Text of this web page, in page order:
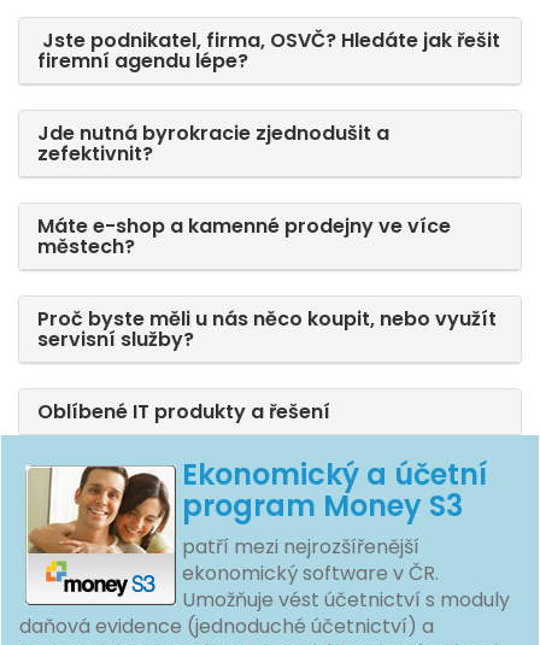
Jste podnikatel, firma, OSVČ? Hledáte jak řešit
firemní agendu lépe?
Jde nutná byrokracie zjednodušit a
zefektivnit?
Máte e-shop a kamenné prodejny ve více
městech?
Proč byste měli u nás něco koupit, nebo využít
servisní služby?
Oblíbené IT produkty a řešení
Ekonomický a účetní
program Money S3
patří mezi nejrozšířenější
ekonomický software v ČR.
Umožňuje vést účetnictví s moduly
daňová evidence (jednoduché účetnictví) a